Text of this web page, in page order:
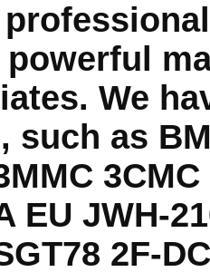
We
such as
EU JWH-
2F-